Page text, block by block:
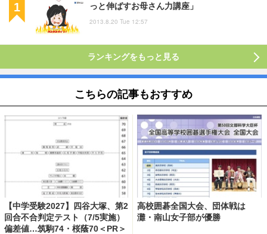
っと伸ばすお母さん力講座」
2013.8.20 Tue 12:57
ランキングをもっと見る
こちらの記事もおすすめ
【中学受験2027】四谷大塚、第2
回合不合判定テスト（7/5実施）
偏差値…筑駒74・桜蔭70＜PR＞
高校囲碁全国大会、団体戦は
灘・南山女子部が優勝